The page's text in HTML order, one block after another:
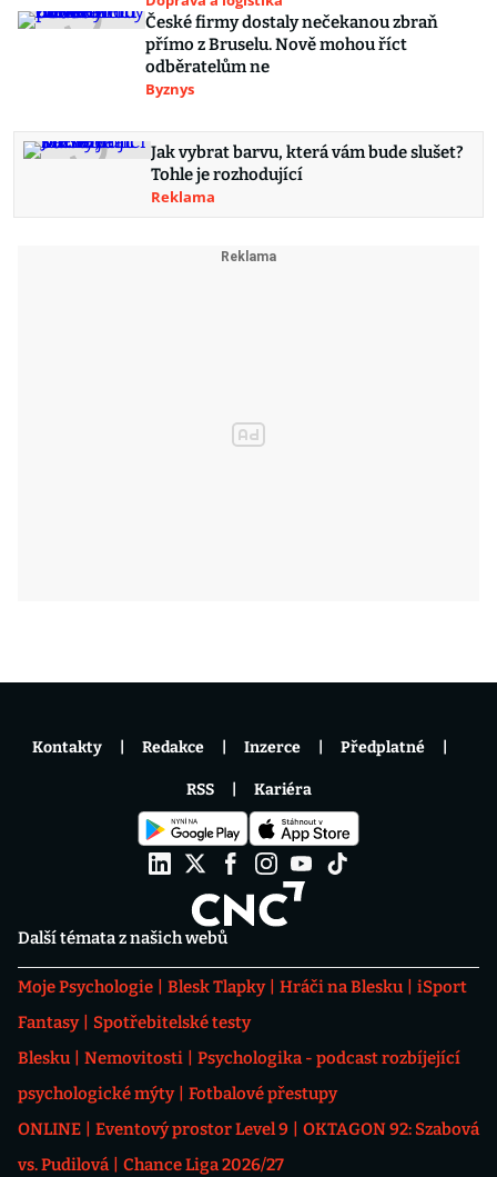
České firmy dostaly nečekanou zbraň
přímo z Bruselu. Nově mohou říct
odběratelům ne
Byznys
Jak vybrat barvu, která vám bude slušet?
Tohle je rozhodující
Reklama
Další témata z našich webů
Moje Psychologie Blesk Tlapky Hráči na Blesku
iSport
Fantasy
Spotřebitelské testy
Blesku
Nemovitosti
Psychologika - podcast rozbíjející
psychologické mýty
Fotbalové přestupy
ONLINE
Eventový prostor Level 9
OKTAGON 92: Szabová
vs. Pudilová
Chance Liga 2026/27
Kontakty Redakce Inzerce Předplatné
RSS Kariéra